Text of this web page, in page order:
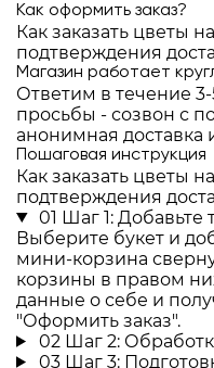
Как оформить заказ?
Как заказать цветы
подтверждения
Магазин работает
Ответим в течение
просьбы - созвон с
анонимная доставка
Пошаговая инструкция
Как заказать цветы
подтверждения
01 Шаг 1: Добавьте
Выберите букет и
мини-корзина
корзины в правом
данные о себе и
"Оформить заказ".
02 Шаг 2:
03 Шаг 3: